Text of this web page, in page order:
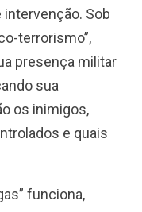
Sob
terrorismo”,
presença militar
sua
os inimigos,
e quais
funciona,